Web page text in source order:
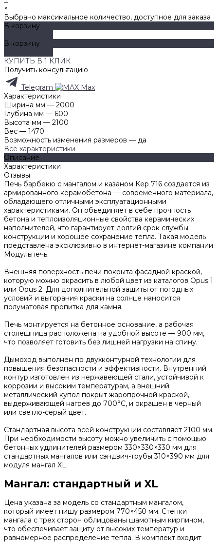
×
Выбрано максимальное количество, доступное для заказа
В корзину
В корзину
КУПИТЬ В 1 КЛИК
Получить консультацию
Telegram
Max
Характеристики
Ширина мм — 2000
Глубина мм — 600
Высота мм — 2100
Вес — 1470
Возможность изменения размеров — да
Все характеристики
Описание
Характеристики
Отзывы
Печь барбекю с мангалом и казаном Кер 716 создается из
армированного керамобетона — современного материала,
обладающего отличными эксплуатационными
характеристиками. Он объединяет в себе прочность
бетона и теплоизоляционные свойства керамических
наполнителей, что гарантирует долгий срок службы
конструкции и хорошее сохранение тепла. Такая модель
представлена эксклюзивно в интернет-магазине компании
Модульпечь.
Внешняя поверхность печи покрыта фасадной краской,
которую можно окрасить в любой цвет из каталогов Opus 1
или Opus 2. Для дополнительной защиты от погодных
условий и выгорания краски на солнце наносится
полуматовая пропитка для камня.
Печь монтируется на бетонное основание, а рабочая
столешница расположена на удобной высоте — 900 мм,
что позволяет готовить без лишней нагрузки на спину.
Дымоход выполнен по двухконтурной технологии для
повышения безопасности и эффективности. Внутренний
контур изготовлен из нержавеющей стали, устойчивой к
коррозии и высоким температурам, а внешний
металлический купол покрыт жаропрочной краской,
выдерживающей нагрев до 700°C, и окрашен в черный
или светло-серый цвет.
Стандартная высота всей конструкции составляет 2100 мм.
При необходимости высоту можно увеличить с помощью
бетонных удлинителей размером 330×330×330 мм для
стандартных мангалов или сэндвич-трубы 310×390 мм для
модуля мангал XL.
Мангал: стандартный и XL
Цена указана за модель со стандартным мангалом,
который имеет нишу размером 770×450 мм. Стенки
мангала с трех сторон облицованы шамотным кирпичом,
что обеспечивает защиту от высоких температур и
равномерное распределение тепла. В комплект входит